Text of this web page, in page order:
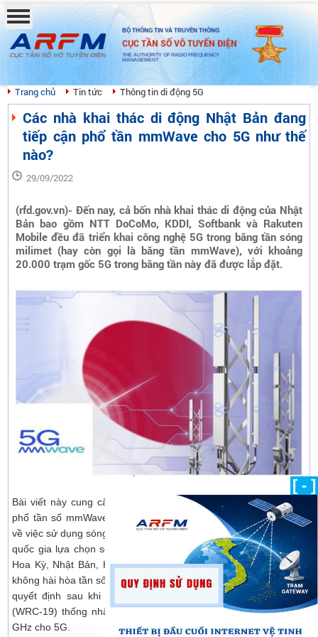
BỘ THÔNG TIN VÀ TRUYỀN THÔNG
CỤC TẦN SỐ VÔ TUYẾN ĐIỆN
THE AUTHORITY OF RADIO FREQUENCY
MANAGEMENT
Trang chủ Tin tức Thông tin di động 5G
Các nhà khai thác di động Nhật Bản đang
tiếp cận phổ tần mmWave cho 5G như thế
nào?
29/09/2022
(rfd.gov.vn)- Đến nay, cả bốn nhà khai thác di động của Nhật
Bản bao gồm NTT DoCoMo, KDDI, Softbank và Rakuten
Mobile đều đã triển khai công nghệ 5G trong băng tần sóng
milimet (hay còn gọi là băng tần mmWave), với khoảng
20.000 trạm gốc 5G trong băng tần này đã được lắp đặt.
Bài viết này cung cấp thông tin về tình hình triển khai 5G trên
phổ tần số mmWave tại Nhật Bản như một mô hình tham khảo
về việc sử dụng sóng mmWave. Tuy nhiên, cần lưu ý rằng một số
quốc gia lựa chọn sớm phổ tần số trong băng tần 28 GHz như
Hoa Kỳ, Nhật Bản, Hàn Quốc cho 5G phải đối mặt với tình thế
không hài hòa tần số với phần còn lại của thế giới, vốn chỉ đưa ra
quyết định sau khi Hội nghị thông tin vô tuyến thế giới 2019
(WRC-19) thống nhất quy hoạch phổ tần số trong băng tần 26
GHz cho 5G.
[ - ]